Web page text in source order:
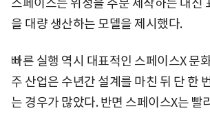
을 대량 생산하는 모델을 제시했다.
빠른 실행 역시 대표적인 스페이스X 문
주 산업은 수년간 설계를 마친 뒤 단 한
는 경우가 많았다. 반면 스페이스X는 빨